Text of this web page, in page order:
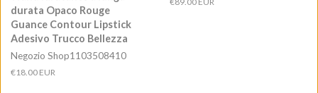
durata Opaco Rouge
Guance Contour Lipstick
Adesivo Trucco Bellezza
Negozio Shop1103508410
Prezzo
€18.00 EUR